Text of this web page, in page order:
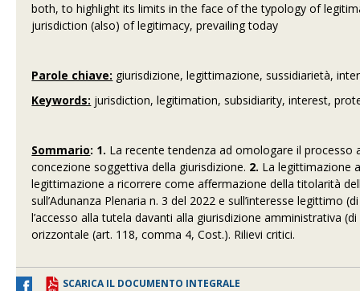
both, to highlight its limits in the face of the typology of
jurisdiction (also) of legitimacy, prevailing today
Parole chiave: giurisdizione, legittimazione, sussidiarietà,
Keywords: jurisdiction, legitimation, subsidiarity, interest,
Sommario: 1. La recente tendenza ad omologare il
concezione soggettiva della giurisdizione. 2. La legittimazione
legittimazione a ricorrere come affermazione della titolarità
sull’Adunanza Plenaria n. 3 del 2022 e sull’interesse legittimo
l’accesso alla tutela davanti alla giurisdizione amministrativa
orizzontale (art. 118, comma 4, Cost.). Rilievi critici.
SCARICA IL DOCUMENTO INTEGRALE